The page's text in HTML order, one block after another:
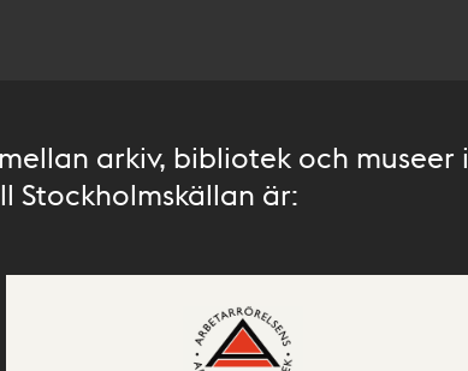
arkiv, bibliotek och museer i
Stockholmskällan är: